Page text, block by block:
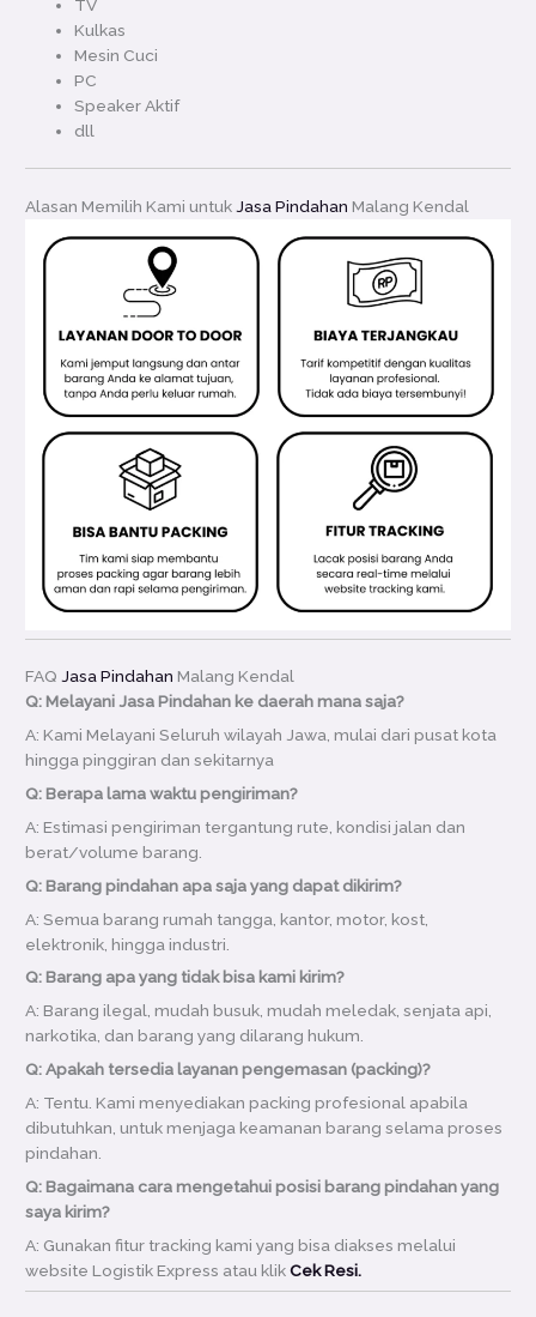
TV
Kulkas
Mesin Cuci
PC
Speaker Aktif
dll
Alasan Memilih Kami untuk Jasa Pindahan Malang Kendal
FAQJasa Pindahan Malang Kendal
Q: Melayani Jasa Pindahan ke daerah mana saja?
A: Kami Melayani Seluruh wilayah Jawa, mulai dari pusat kota
hingga pinggiran dan sekitarnya
Q: Berapa lama waktu pengiriman?
A: Estimasi pengiriman tergantung rute, kondisi jalan dan
berat/volume barang.
Q: Barang pindahan apa saja yang dapat dikirim?
A: Semua barang rumah tangga, kantor, motor, kost,
elektronik, hingga industri.
Q: Barang apa yang tidak bisa kami kirim?
A: Barang ilegal, mudah busuk, mudah meledak, senjata api,
narkotika, dan barang yang dilarang hukum.
Q: Apakah tersedia layanan pengemasan (packing)?
A: Tentu. Kami menyediakan packing profesional apabila
dibutuhkan, untuk menjaga keamanan barang selama proses
pindahan.
Q: Bagaimana cara mengetahui posisi barang pindahan yang
saya kirim?
A: Gunakan fitur tracking kami yang bisa diakses melalui
website Logistik Express atau klikCek Resi.